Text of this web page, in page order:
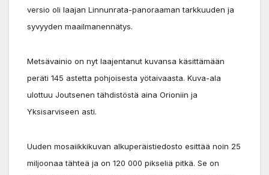
versio oli laajan Linnunrata-panoraaman tarkkuuden ja
syvyyden maailmanennätys.
Metsävainio on nyt laajentanut kuvansa käsittämään
peräti 145 astetta pohjoisesta yötaivaasta. Kuva-ala
ulottuu Joutsenen tähdistöstä aina Orioniin ja
Yksisarviseen asti.
Uuden mosaiikkikuvan alkuperäistiedosto esittää noin 25
miljoonaa tähteä ja on 120 000 pikseliä pitkä. Se on